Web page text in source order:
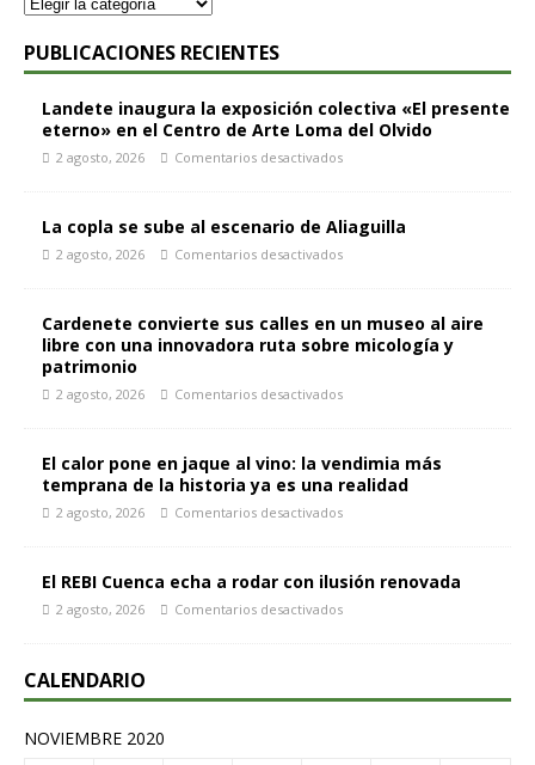
PUBLICACIONES RECIENTES
Landete inaugura la exposición colectiva «El presente
eterno» en el Centro de Arte Loma del Olvido
2 agosto, 2026 Comentarios desactivados
La copla se sube al escenario de Aliaguilla
2 agosto, 2026 Comentarios desactivados
Cardenete convierte sus calles en un museo al aire
libre con una innovadora ruta sobre micología y
patrimonio
2 agosto, 2026 Comentarios desactivados
El calor pone en jaque al vino: la vendimia más
temprana de la historia ya es una realidad
2 agosto, 2026 Comentarios desactivados
El REBI Cuenca echa a rodar con ilusión renovada
2 agosto, 2026 Comentarios desactivados
CALENDARIO
NOVIEMBRE 2020